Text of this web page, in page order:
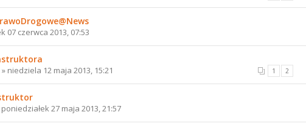
07 czerwca 2013, 07:53
1 2
» niedziela 12 maja 2013, 15:21
poniedziałek 27 maja 2013, 21:57